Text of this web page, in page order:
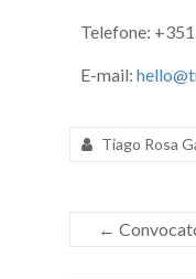
Telefone:
E-mail:
Tiago Rosa
←